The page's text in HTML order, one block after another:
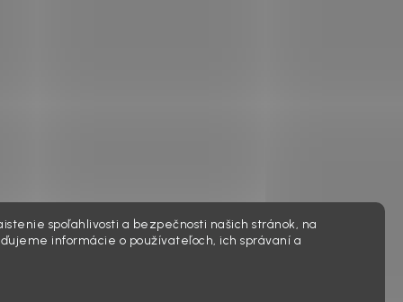
spoľahlivosti a bezpečnosti našich stránok, na
informácie o používateľoch, ich správaní a